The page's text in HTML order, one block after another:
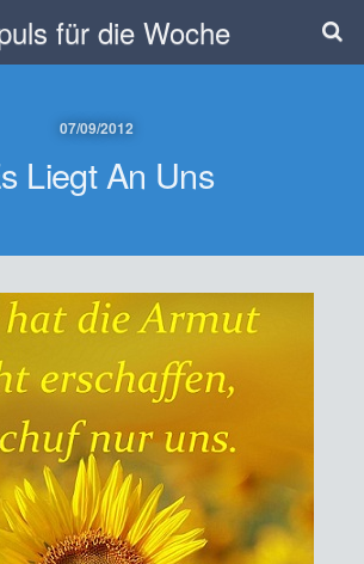
für die Woche
07/09/2012
Liegt An Uns